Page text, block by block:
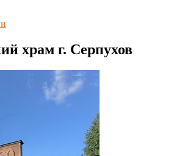
храм г. Серпухов